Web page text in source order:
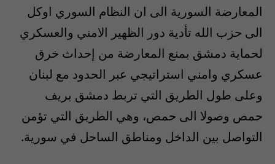
المعارضة السورية الى ان النظام السوري اوكل
الى حزب الله تأدية دور الظهير الامني والعسكري
لحماية دمشق بمنع المعارضة من إحداث خرق
عسكري وامني استراتيجي عبر الحدود مع لبنان
وعلى طول الطريق التي تربط دمشق بريف
حمص وصولا الى حمص، وهي الطريق التي تؤمن
التواصل بين الداخل ومناطق الساحل في سورية.